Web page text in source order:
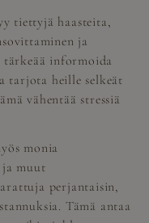
tiettyjä haasteita,
ja
informoida
tarjota heille selkeät
vähentää stressiä
monia
muut
perjantaisin,
Tämä antaa